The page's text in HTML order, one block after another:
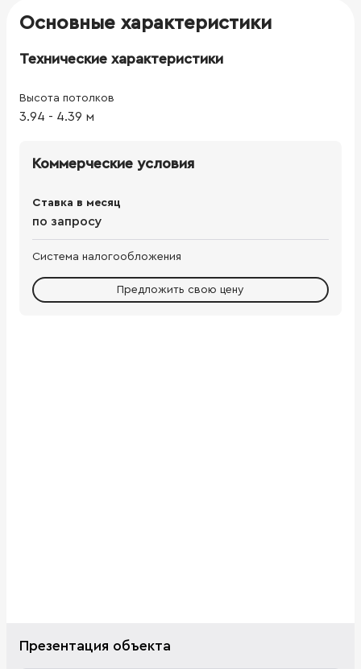
Основные характеристики
Технические характеристики
Высота потолков
3.94 - 4.39 м
Коммерческие условия
Ставка в месяц
по запросу
Система налогообложения
Предложить свою цену
Презентация объекта